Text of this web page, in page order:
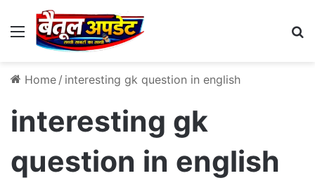
Menu
Home / interesting gk question in english
interesting gk
question in english